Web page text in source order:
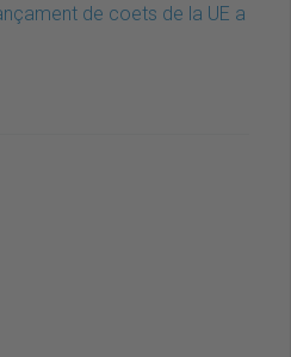
de coets de la UE a